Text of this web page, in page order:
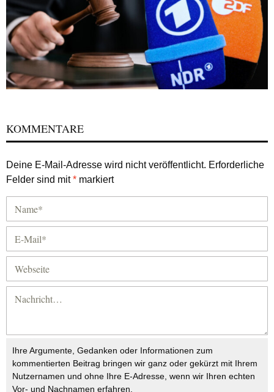
KOMMENTARE
Deine E-Mail-Adresse wird nicht veröffentlicht. Erforderliche
Felder sind mit* markiert
Ihre Argumente, Gedanken oder Informationen zum
kommentierten Beitrag bringen wir ganz oder gekürzt mit Ihrem
Nutzernamen und ohne Ihre E-Adresse, wenn wir Ihren echten
Vor- und Nachnamen erfahren.